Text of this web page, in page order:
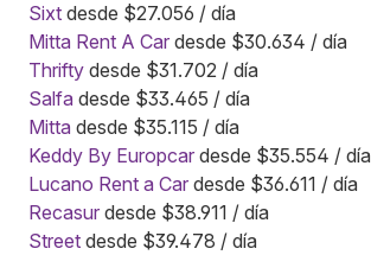
Sixt desde $27.056 / día
Mitta Rent A Car desde $30.634 / día
Thrifty desde $31.702 / día
Salfa desde $33.465 / día
Mitta desde $35.115 / día
Keddy By Europcar desde $35.554 / día
Lucano Rent a Car desde $36.611 / día
Recasur desde $38.911 / día
Street desde $39.478 / día